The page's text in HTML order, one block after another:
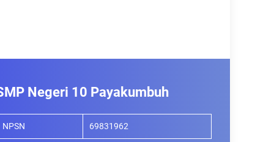
Negeri 10 Payakumbuh
NPSN 69831962